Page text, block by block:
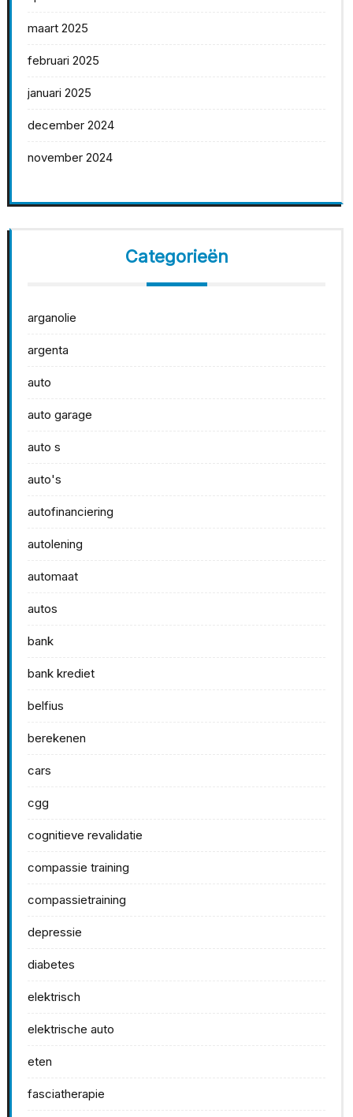
maart 2025
februari 2025
januari 2025
december 2024
november 2024
Categorieën
arganolie
argenta
auto
auto garage
auto s
auto's
autofinanciering
autolening
automaat
autos
bank
bank krediet
belfius
berekenen
cars
cgg
cognitieve revalidatie
compassie training
compassietraining
depressie
diabetes
elektrisch
elektrische auto
eten
fasciatherapie